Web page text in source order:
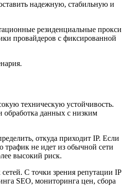
надежную, стабильную и
резиденциальные прокси
провайдеров с фиксированной
техническую устойчивость.
обработка данных с низким
откуда приходит IP. Если
трафик не идет из обычной сети
высокий риск.
С точки зрения репутации IP
SEO, мониторинга цен, сбора